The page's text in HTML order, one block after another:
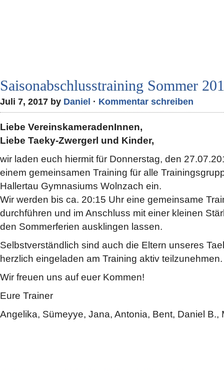
Saisonabschlusstraining Sommer
Juli 7, 2017 by Daniel · Kommentar schreiben
Liebe VereinskameradenInnen,
Liebe Taeky-Zwergerl und Kinder,
wir laden euch hiermit für Donnerstag, den
einem gemeinsamen Training für alle
Hallertau Gymnasiums Wolnzach ein.
Wir werden bis ca. 20:15 Uhr eine gemeinsame
durchführen und im Anschluss mit einer kleinen
den Sommerferien ausklingen lassen.
Selbstverständlich sind auch die Eltern unseres
herzlich eingeladen am Training aktiv teilzunehmen.
Wir freuen uns auf euer Kommen!
Eure Trainer
Angelika, Sümeyye, Jana, Antonia, Bent, Daniel B.,